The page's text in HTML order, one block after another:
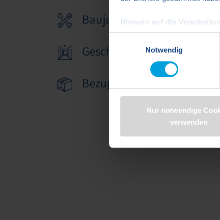
Hinweis auf die
Google Ireland Limited)
Daten in den USA
finden Sie in der
Notwendig
Nur notwendige
verwenden
Baujahr: 2020
Geschoss: 5
Bezugstermin: 01.09.2026